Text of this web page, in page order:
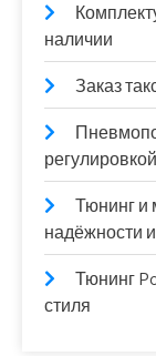
наличии
Заказ
Тюнинг
надёжности
Тюнинг
стиля